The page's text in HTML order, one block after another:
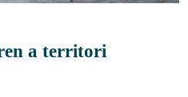
a territori